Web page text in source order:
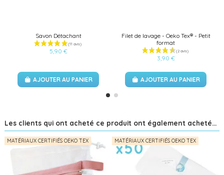
Savon Détachant
5,90 €
AJOUTER AU PANIER
Filet de lavage - Oeko Tex® - Petit
format
3,90 €
AJOUTER AU PANIER
Les clients qui ont acheté ce produit ont également acheté...
MATÉRIAUX CERTIFIÉS OEKO TEX MATÉRIAUX CERTIFIÉS OEKO TEX